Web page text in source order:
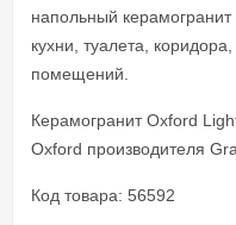
напольный
кухни, туалета,
помещений.
Керамогранит Oxford
Oxford производителя
Код товара: 56592